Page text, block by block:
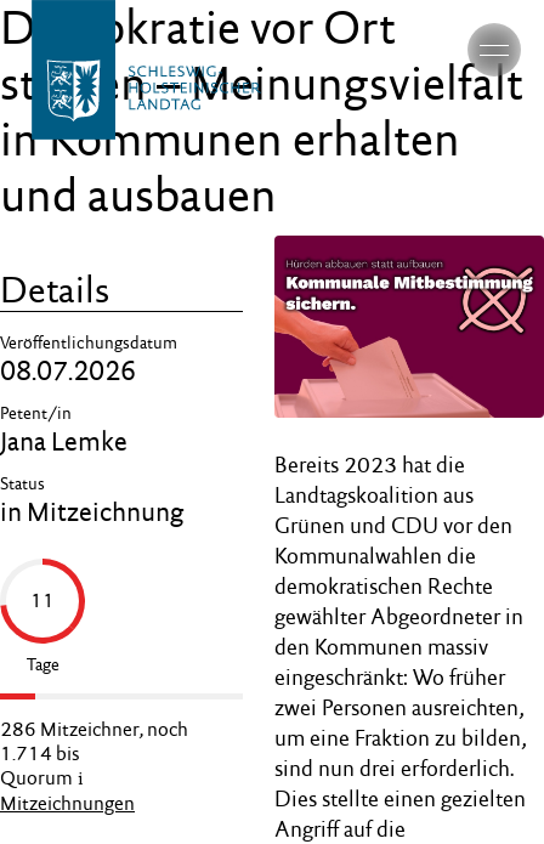
Demokratie vor Ort
stärken – Meinungsvielfalt
in Kommunen erhalten
und ausbauen
Bereits 2023 hat die
Landtagskoalition aus
Grünen und CDU vor den
Kommunalwahlen die
demokratischen Rechte
gewählter Abgeordneter in
den Kommunen massiv
eingeschränkt: Wo früher
zwei Personen ausreichten,
um eine Fraktion zu bilden,
sind nun drei erforderlich.
Dies stellte einen gezielten
Angriff auf die
Details
Veröffentlichungsdatum
08.07.2026
Petent/in
Jana Lemke
Status
in Mitzeichnung
11
Tage
286 Mitzeichner, noch
1.714 bis
Quorum
Mitzeichnungen